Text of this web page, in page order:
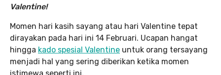
Valentine!
Momen hari kasih sayang atau hari Valentine tepat
dirayakan pada hari ini 14 Februari. Ucapan hangat
hingga kado spesial Valentine untuk orang tersayang
menjadi hal yang sering diberikan ketika momen